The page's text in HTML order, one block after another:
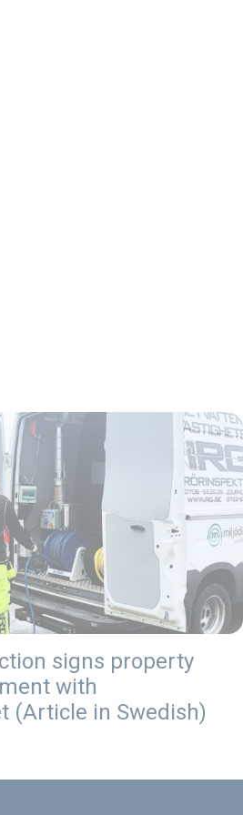
signs property
with
(Article in Swedish)